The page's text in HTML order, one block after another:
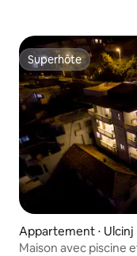
Superhôte
Superhôte
Appartement ⋅ Ulcinj
Maison avec piscine